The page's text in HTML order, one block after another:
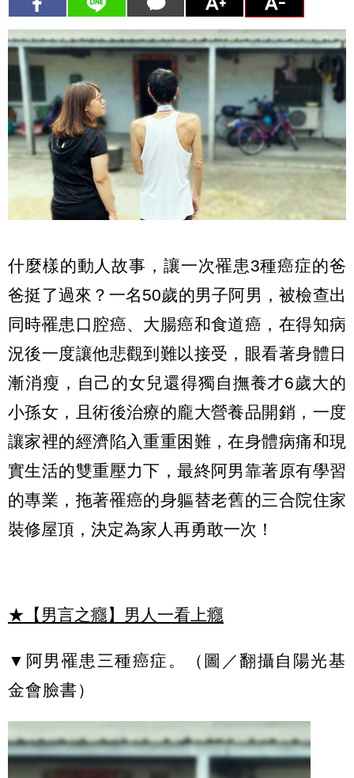
什麼樣的動人故事，讓一次罹患3種癌症的爸
爸挺了過來？一名50歲的男子阿男，被檢查出
同時罹患口腔癌、大腸癌和食道癌，在得知病
況後一度讓他悲觀到難以接受，眼看著身體日
漸消瘦，自己的女兒還得獨自撫養才6歲大的
小孫女，且術後治療的龐大營養品開銷，一度
讓家裡的經濟陷入重重困難，在身體病痛和現
實生活的雙重壓力下，最終阿男靠著原有學習
的專業，拖著罹癌的身軀替老舊的三合院住家
裝修屋頂，決定為家人再勇敢一次！
★【男言之癮】男人一看上癮
▼阿男罹患三種癌症。（圖／翻攝自陽光基
金會臉書）